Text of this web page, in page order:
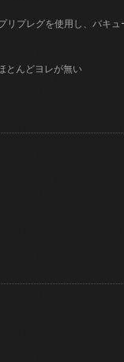
リプレグを使用し、バキ
とんどヨレが無い